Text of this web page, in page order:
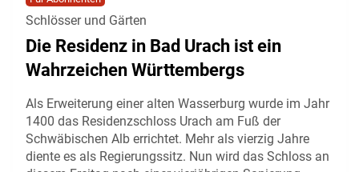
Schlösser und Gärten
Die Residenz in Bad Urach ist ein
Wahrzeichen Württembergs
Als Erweiterung einer alten Wasserburg wurde im Jahr
1400 das Residenzschloss Urach am Fuß der
Schwäbischen Alb errichtet. Mehr als vierzig Jahre
diente es als Regierungssitz. Nun wird das Schloss an